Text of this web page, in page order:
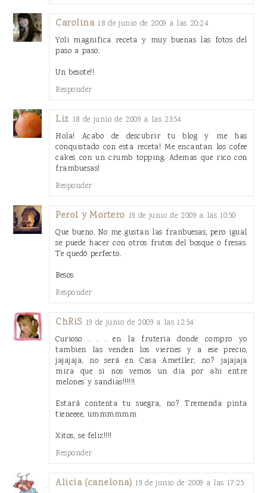
Carolina 18 de junio de 2009 a las 20:24
Yoli magnifica receta y muy buenas las fotos del
paso a paso.
Un besote!!
Responder
Liz 18 de junio de 2009 a las 23:54
Hola! Acabo de descubrir tu blog y me has
conquistado con esta receta! Me encantan los cofee
cakes con un crumb topping. Ademas que rico con
frambuesas!
Responder
Perol y Mortero 19 de junio de 2009 a las 10:50
Que bueno. No me gustan las franbuesas, pero igual
se puede hacer con otros frutos del bosque o fresas.
Te quedó perfecto.
Besos
Responder
ChRiS 19 de junio de 2009 a las 12:54
Curioso . . . en la fruteria donde compro yo
tambien las venden los viernes y a ese precio,
jajajaja, no será en Casa Ametller, no? jajajaja
mira que si nos vemos un dia por ahi entre
melones y sandias!!!!!!
Estará contenta tu suegra, no? Tremenda pinta
tieneeee, ummmmmm
Xitos, se feliz!!!!
Responder
Alicia (canelona) 19 de junio de 2009 a las 17:25